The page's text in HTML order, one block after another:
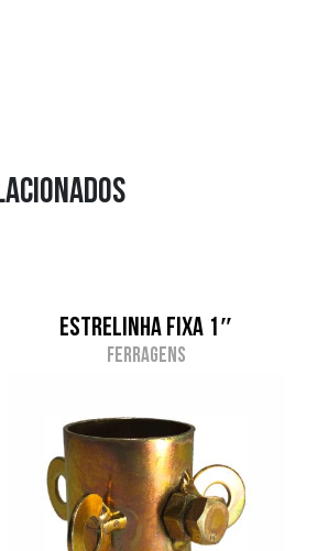
Estrelinha Fixa 1″
Ferragens